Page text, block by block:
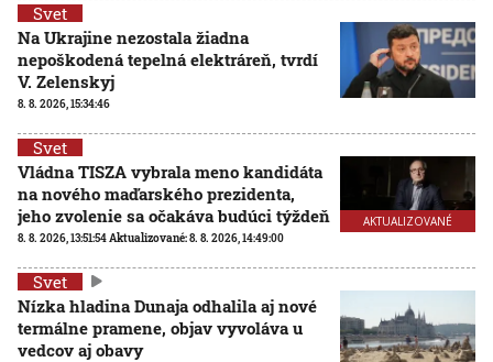
Svet
Na Ukrajine nezostala žiadna
nepoškodená tepelná elektráreň, tvrdí
V. Zelenskyj
8. 8. 2026, 15:34:46
AKTUALIZOVANÉ
Svet
Vládna TISZA vybrala meno kandidáta
na nového maďarského prezidenta,
jeho zvolenie sa očakáva budúci týždeň
8. 8. 2026, 13:51:54Aktualizované:8. 8. 2026, 14:49:00
Svet
Nízka hladina Dunaja odhalila aj nové
termálne pramene, objav vyvoláva u
vedcov aj obavy